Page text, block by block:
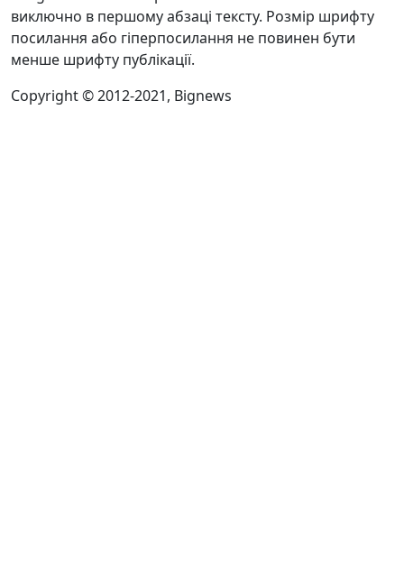
виключно в першому абзаці тексту. Розмір шрифту
посилання або гіперпосилання не повинен бути
менше шрифту публікації.
Copyright © 2012-2021, Bignews